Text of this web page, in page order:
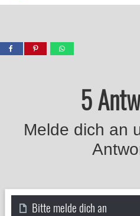
5
Melde dich an
Bitte melde dich an